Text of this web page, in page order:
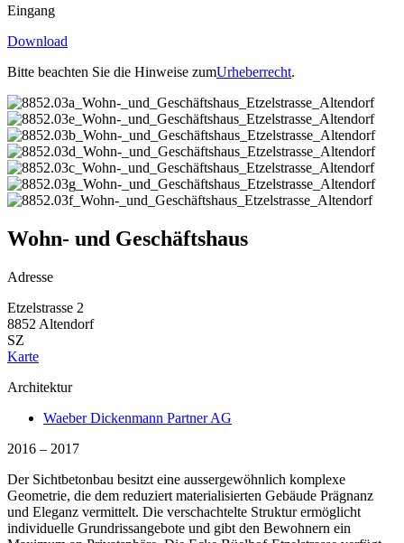
Eingang
Download
Bitte beachten Sie die Hinweise zumUrheberrecht.
Wohn- und Geschäftshaus
Adresse
Etzelstrasse 2
8852 Altendorf
SZ
Karte
Architektur
Waeber Dickenmann Partner AG
2016 – 2017
Der Sichtbetonbau besitzt eine aussergewöhnlich komplexe
Geometrie, die dem reduziert materialisierten Gebäude Prägnanz
und Eleganz vermittelt. Die verschachtelte Struktur ermöglicht
individuelle Grundrissangebote und gibt den Bewohnern ein